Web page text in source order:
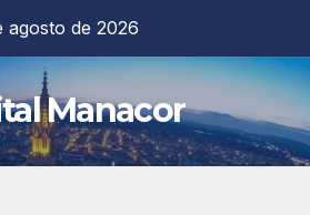
agosto de 2026
Manacor